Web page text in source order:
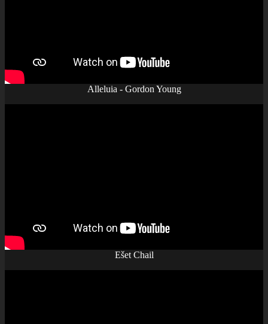
Alleluia - Gordon Young
Ešet Chail